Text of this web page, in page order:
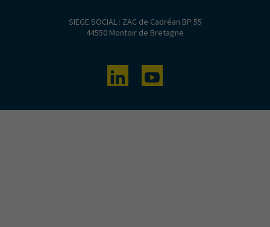
SIEGE SOCIAL : ZAC de Cadréan BP 55
44550 Montoir de Bretagne